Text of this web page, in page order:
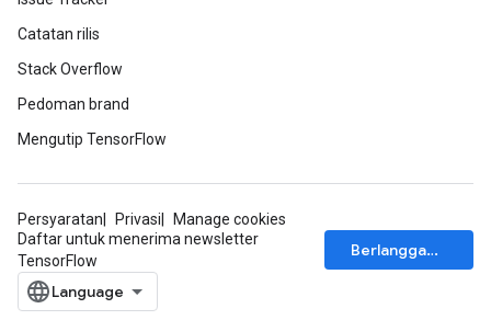
Catatan rilis
Stack Overflow
Pedoman brand
Mengutip TensorFlow
Persyaratan Privasi
Manage cookies
Daftar untuk menerima newsletter
TensorFlow
Berlangganan